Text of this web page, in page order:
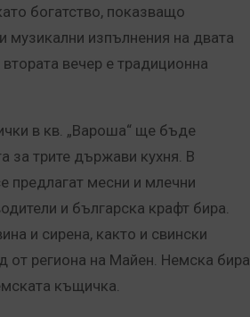
богатство, показващо
музикални изпълнения на двата
вечер е традиционна
в кв. „Вароша“ ще бъде
за трите държави кухня. В
предлагат месни и млечни
и българска крафт бира.
и сирена, както и свински
от региона на Майен. Немска бира
къщичка.